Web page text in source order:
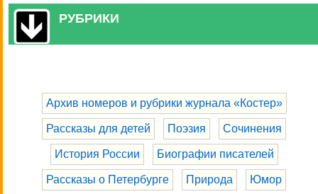
РУБРИКИ
Архив номеров и рубрики журнала «Костер»
Рассказы для детей Поэзия Сочинения
История России Биографии писателей
Рассказы о Петербурге Природа Юмор